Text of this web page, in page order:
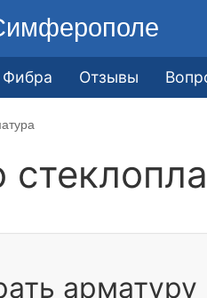
Фибра Отзывы
арматуру